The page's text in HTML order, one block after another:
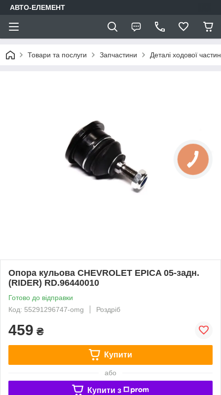
АВТО-ЕЛЕМЕНТ
Товари та послуги Запчастини Деталі ходової
Опора кульова CHEVROLET EPICA 05-задн.
(RIDER) RD.96440010
Готово до відправки
Код: 55291296747-omg
Роздріб
459 ₴
Купити
або
Купити з